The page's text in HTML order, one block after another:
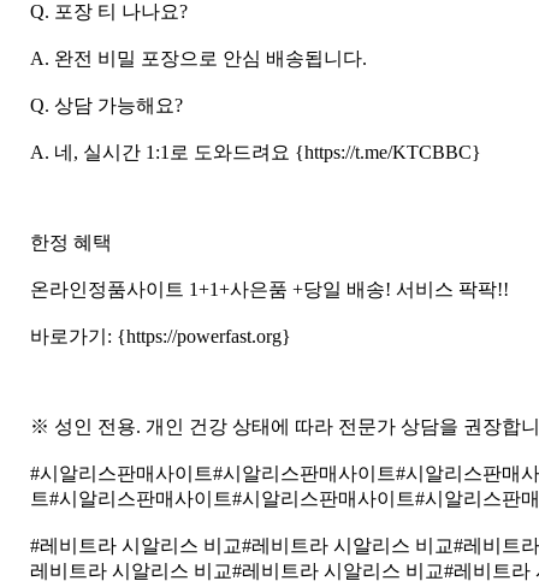
Q. 포장 티 나나요?
A. 완전 비밀 포장으로 안심 배송됩니다.
Q. 상담 가능해요?
A. 네, 실시간 1:1로 도와드려요 {https://t.me/KTCBBC}
한정 혜택
온라인정­품사이트 1+1+사은품 +당일 배송! 서비스 팍팍!!
바로가기: {https://powerfast.org}
※ 성인 전용. 개인 건강 상태에 따라 전문가 상담을 권장합
#시알리스판매사이트#시알리스판매사이트#시알리스판매
트#시알리스판매사이트#시알리스판매사이트#시알리스판
#레비트라 시알리스 비교#레비트라 시알리스 비교#레비트
레비트라 시알리스 비교#레비트라 시알리스 비교#레비트